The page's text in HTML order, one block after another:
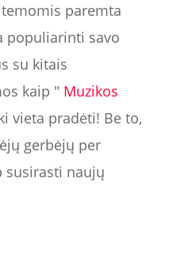
paremta
populiarinti savo
su kitais
kaip " Muzikos
vieta pradėti! Be to,
gerbėjų per
susirasti naujų